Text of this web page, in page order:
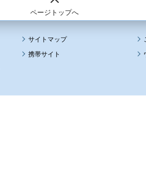
ページトップへ
サイトマップ
携帯サイト